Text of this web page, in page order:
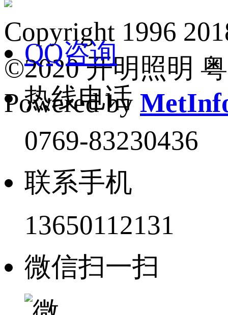
Copyright 1996
©2020 开明照明
Powered by
QQ咨询
热线电话
0769-83230436
联系手机
13650112131
微信扫一扫